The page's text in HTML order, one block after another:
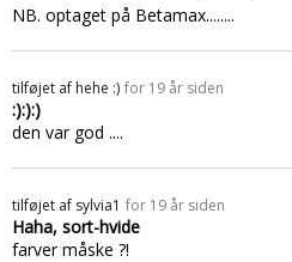
NB. optaget på Betamax........
tilføjet af hehe :) for 19 år siden
:):):)
den var god ....
tilføjet af sylvia1 for 19 år siden
Haha, sort-hvide
farver måske ?!